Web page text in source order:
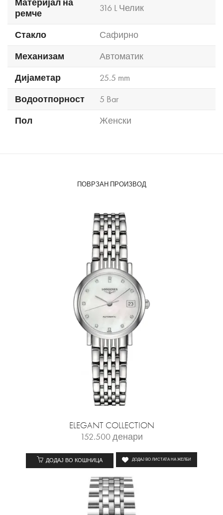
Материјал на
ремче
316 L Челик
Стакло
Сафирно
Механизам
Автоматик
Дијаметар
25.5 mm
Водоотпорност
5 Bar
Пол
Женски
ПОВРЗАН ПРОИЗВОД
ELEGANT COLLECTION
152.500денари
ДОДАЈ ВО КОШНИЦА ДОДАЈ ВО ЛИСТАТА НА ЖЕЛБИ